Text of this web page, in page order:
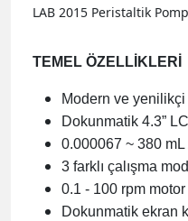
LAB 2015 Peristaltik
TEMEL ÖZELLİKLERİ
Modern ve yenilikçi
Dokunmatik 4.3”
0.000067 ~ 380
3 farklı çalışma
0.1 - 100 rpm motor
Dokunmatik ekran